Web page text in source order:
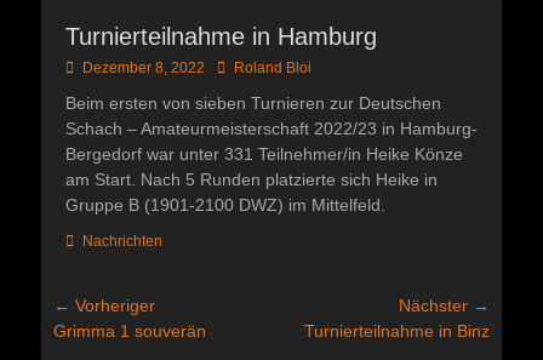
Turnierteilnahme in Hamburg
Posted
Dezember 8, 2022 AutorRoland Bloi
Beim ersten von sieben Turnieren zur Deutschen
Schach – Amateurmeisterschaft 2022/23 in Hamburg-
Bergedorf war unter 331 Teilnehmer/in Heike Könze
am Start. Nach 5 Runden platzierte sich Heike in
Gruppe B (1901-2100 DWZ) im Mittelfeld.
Kategorien
Nachrichten
Beitragsnavigation
← Vorheriger
Vorheriger
Grimma 1 souverän
Nächster →
Nächster
Turnierteilnahme in Binz